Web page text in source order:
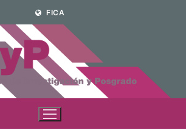
FICA